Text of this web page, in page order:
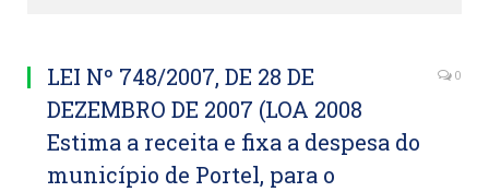
LEI Nº 748/2007, DE 28 DE
DEZEMBRO DE 2007 (LOA 2008
Estima a receita e fixa a despesa do
município de Portel, para o
0